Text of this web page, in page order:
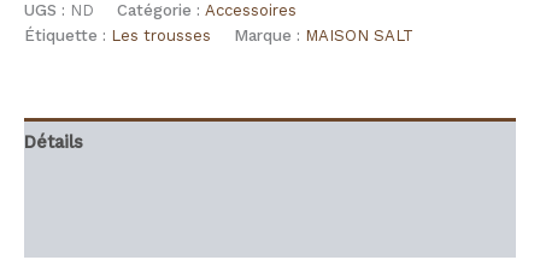
UGS : ND Catégorie : Accessoires
Étiquette : Les trousses Marque : MAISON SALT
Détails